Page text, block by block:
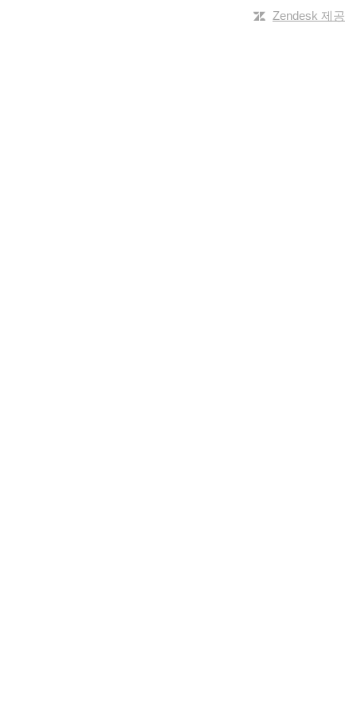
Zendesk 제공